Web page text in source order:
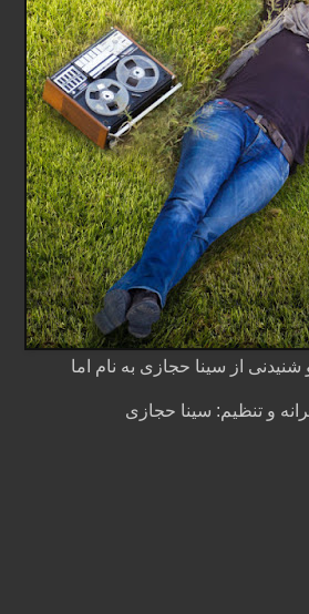
شنیدنی از سینا حجازی به نام اما
و تنظیم: سینا حجازی